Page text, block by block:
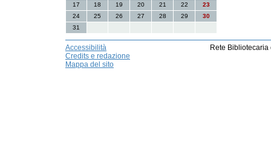
17
18 19 20 21 22
23
24
25 26 27 28 29
30
31
Accessibilità
Credits e redazione
Mappa del sito
Rete